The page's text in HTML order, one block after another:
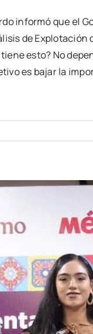
informó que el
de
esto? No
es bajar la